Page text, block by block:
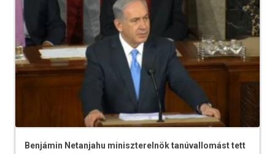
Benjámin Netanjahu miniszterelnök tanúvallomást tett